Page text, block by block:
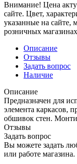
Внимание! Цена
сайте. Цвет,
указанные на сайте,
розничных
Описание
Отзывы
Задать вопрос
Наличие
Описание
Предназначен для
элемента каркасов,
обшивок стен.
Отзывы
Задать вопрос
Вы можете задать
или работе магазина.